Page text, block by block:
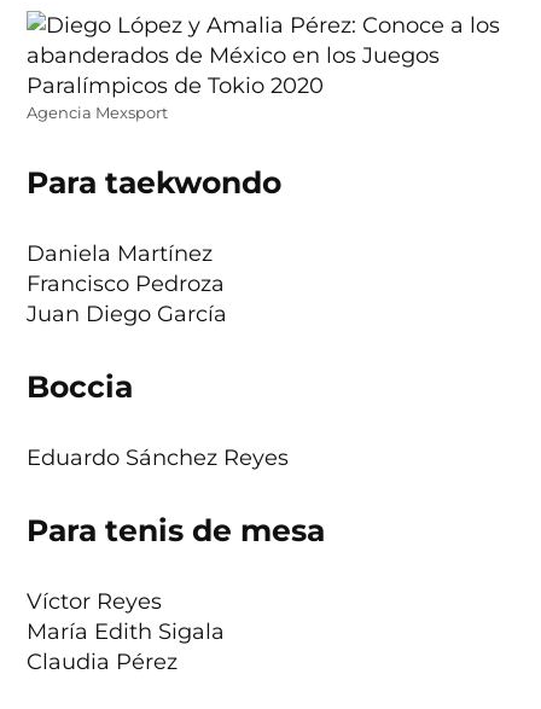
Agencia Mexsport
Para taekwondo
Daniela Martínez
Francisco Pedroza
Juan Diego García
Boccia
Eduardo Sánchez Reyes
Para tenis de mesa
Víctor Reyes
María Edith Sigala
Claudia Pérez